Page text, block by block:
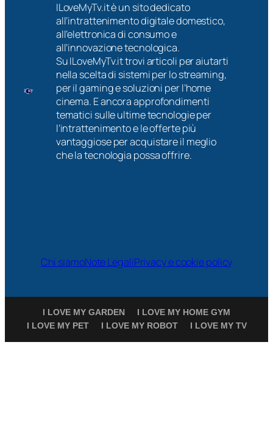
ILoveMyTv.it è un sito dedicato
all’intrattenimento digitale domestico,
all’elettronica di consumo e
all’innovazione tecnologica.
Su ILoveMyTv.it trovi articoli per aiutarti
nella scelta di sistemi per lo streaming,
per il gaming e soluzioni per l’home
cinema. E ancora approfondimenti
tematici sulle ultime tecnologie per
l’intrattenimento e le offerte più
vantaggiose per acquistare il meglio
che la tecnologia possa offrire.
Chi siamoNote LegaliPrivacy e cookie policy
I LOVE MY GARDEN
I LOVE MY HOME GYM
I LOVE MY PET
I LOVE MY ROBOT I LOVE MY TV